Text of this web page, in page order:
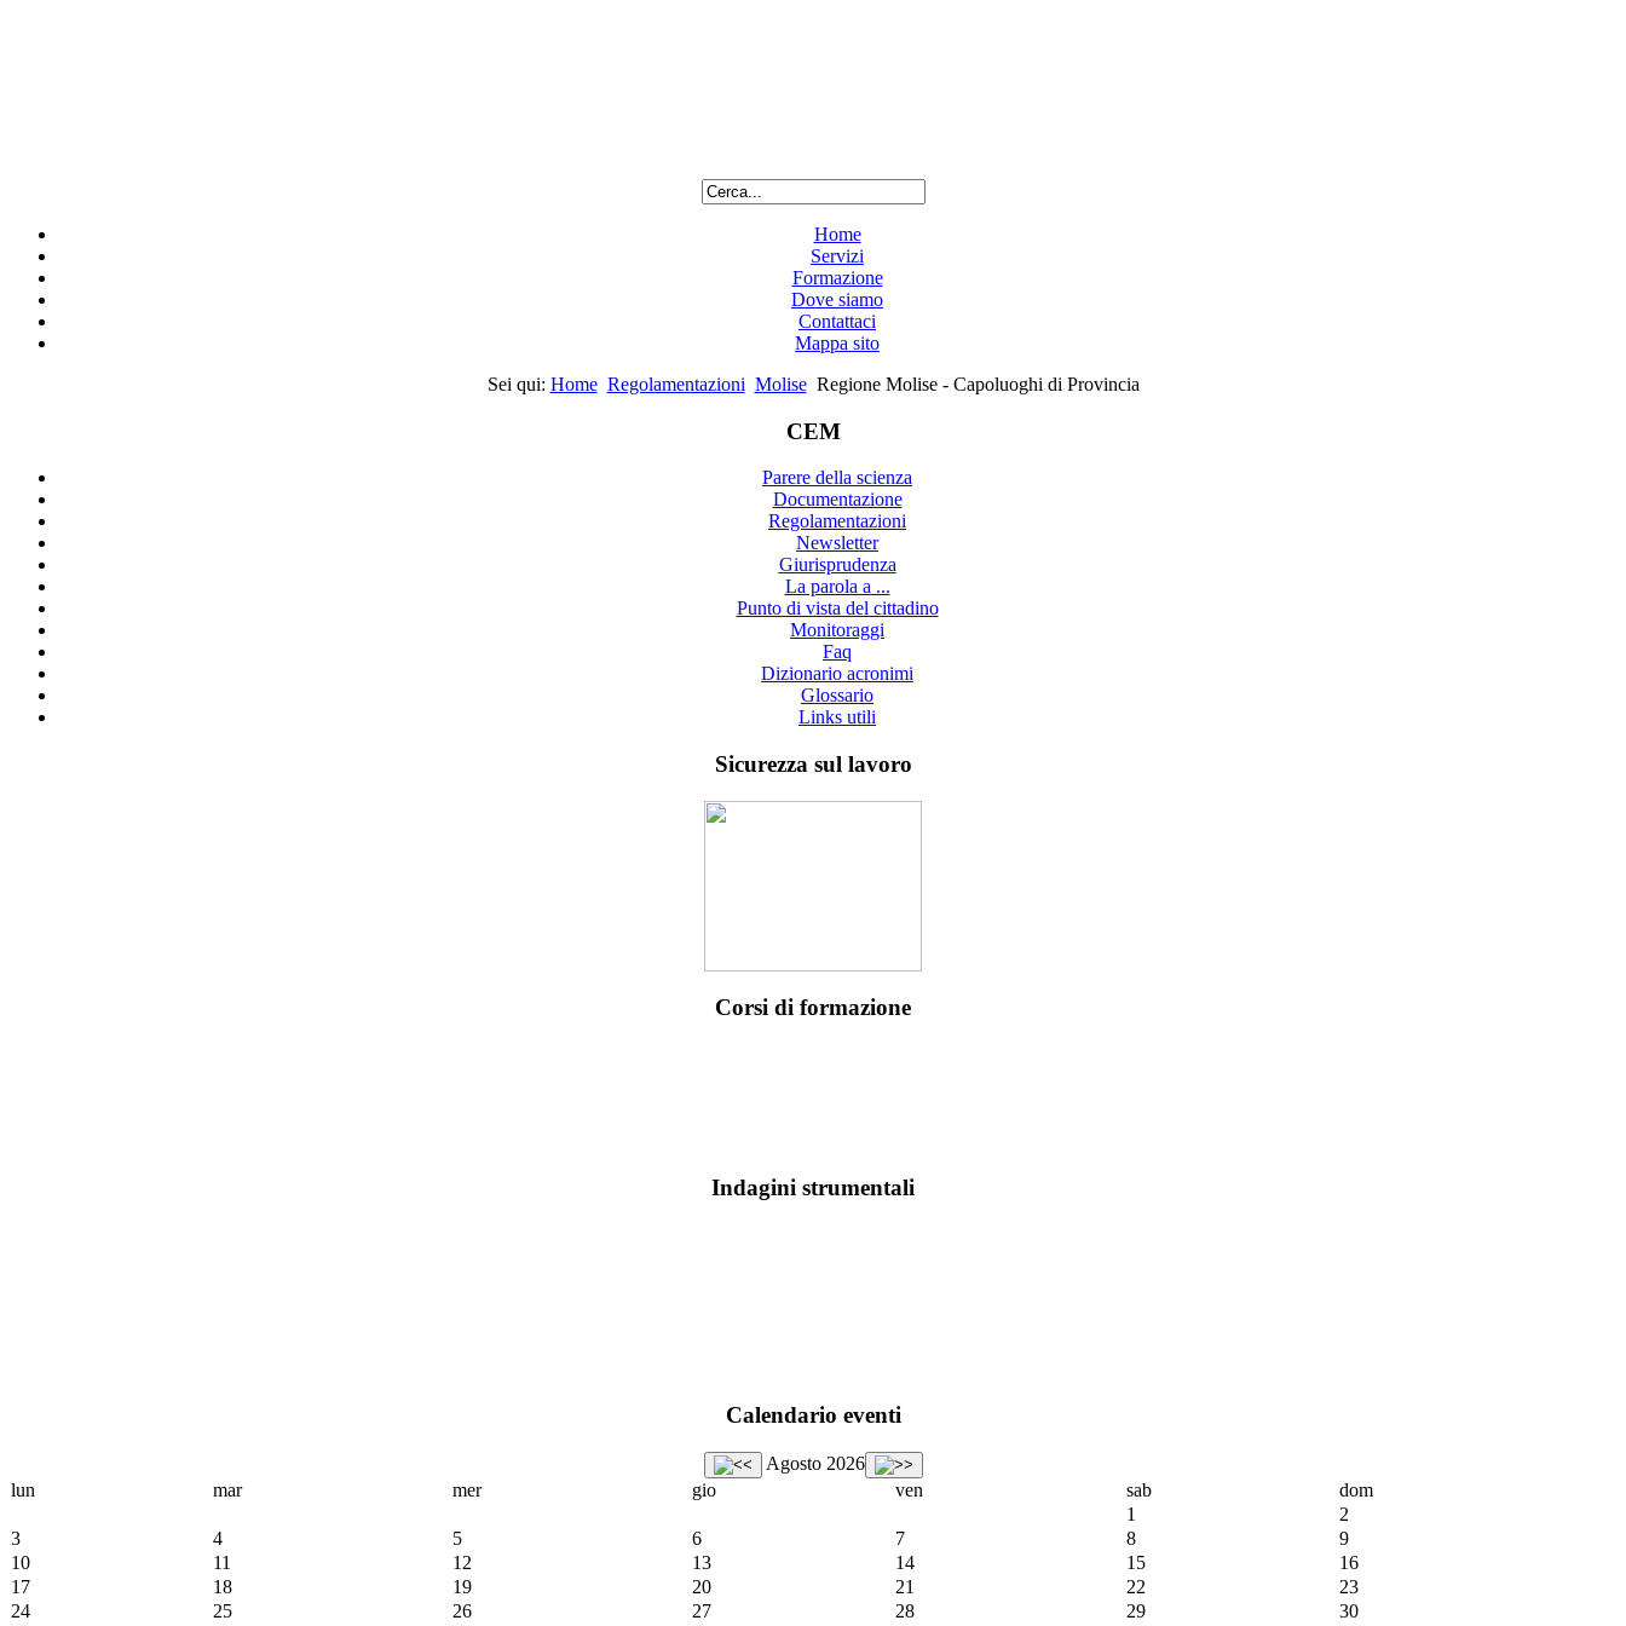
Home
Servizi
Formazione
Dove siamo
Contattaci
Mappa sito
Sei qui: Home Regolamentazioni Molise Regione Molise - Capoluoghi di Provincia
CEM
Parere della scienza
Documentazione
Regolamentazioni
Newsletter
Giurisprudenza
La parola a ...
Punto di vista del cittadino
Monitoraggi
Faq
Dizionario acronimi
Glossario
Links utili
Sicurezza sul lavoro
Corsi di formazione
Indagini strumentali
Calendario eventi
Agosto 2026
lun
mar mer gio ven sab
dom
1
2
3
4 5 6 7 8
9
10
11 12 13 14 15
16
17
18 19 20 21 22
23
24
25 26 27 28 29
30